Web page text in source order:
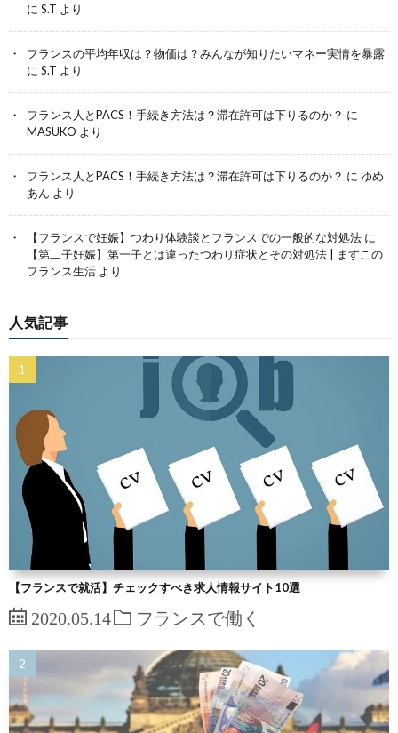
に S.T より
フランスの平均年収は？物価は？みんなが知りたいマネー実情を暴露
に S.T より
フランス人とPACS！手続き方法は？滞在許可は下りるのか？ に
MASUKO より
フランス人とPACS！手続き方法は？滞在許可は下りるのか？ に ゆめ
あん より
【フランスで妊娠】つわり体験談とフランスでの一般的な対処法 に
【第二子妊娠】第一子とは違ったつわり症状とその対処法 | ますこの
フランス生活 より
人気記事
【フランスで就活】チェックすべき求人情報サイト10選
2020.05.14 フランスで働く